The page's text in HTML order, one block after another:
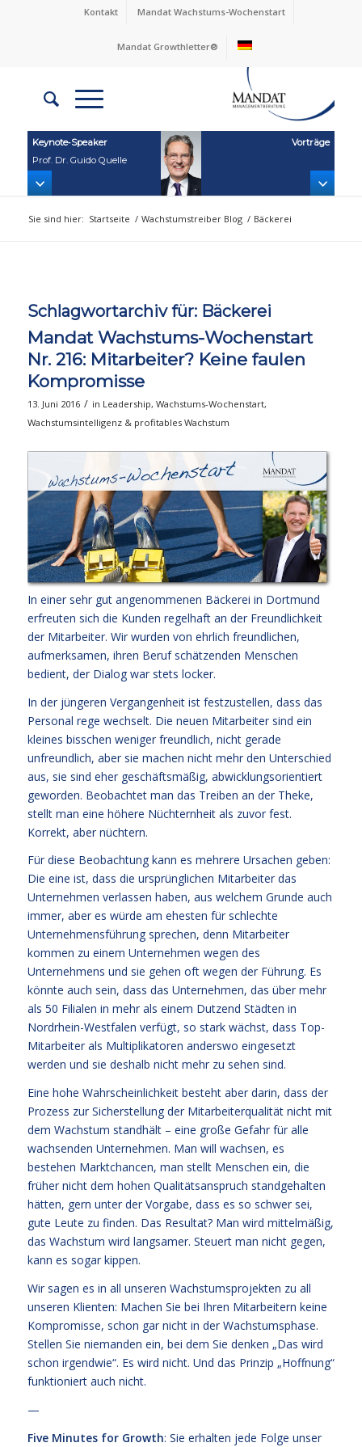
Kontakt Mandat Wachstums-Wochenstart
Mandat Growthletter®
Keynote‑Speaker
Prof. Dr. Guido Quelle
Vorträge
Sie sind hier: Startseite / Wachstumstreiber Blog / Bäckerei
Schlagwortarchiv für: Bäckerei
Mandat Wachstums-Wochenstart
Nr. 216: Mitarbeiter? Keine faulen
Kompromisse
13. Juni 2016 / in Leadership, Wachstums-Wochenstart,
Wachstumsintelligenz & profitables Wachstum
In einer sehr gut angenommenen Bäckerei in Dortmund
erfreuten sich die Kunden regelhaft an der Freundlichkeit
der Mitarbeiter. Wir wurden von ehrlich freundlichen,
aufmerksamen, ihren Beruf schätzenden Menschen
bedient, der Dialog war stets locker.
In der jüngeren Vergangenheit ist festzustellen, dass das
Personal rege wechselt. Die neuen Mitarbeiter sind ein
kleines bisschen weniger freundlich, nicht gerade
unfreundlich, aber sie machen nicht mehr den Unterschied
aus, sie sind eher geschäftsmäßig, abwicklungsorientiert
geworden. Beobachtet man das Treiben an der Theke,
stellt man eine höhere Nüchternheit als zuvor fest.
Korrekt, aber nüchtern.
Für diese Beobachtung kann es mehrere Ursachen geben:
Die eine ist, dass die ursprünglichen Mitarbeiter das
Unternehmen verlassen haben, aus welchem Grunde auch
immer, aber es würde am ehesten für schlechte
Unternehmensführung sprechen, denn Mitarbeiter
kommen zu einem Unternehmen wegen des
Unternehmens und sie gehen oft wegen der Führung. Es
könnte auch sein, dass das Unternehmen, das über mehr
als 50 Filialen in mehr als einem Dutzend Städten in
Nordrhein-Westfalen verfügt, so stark wächst, dass Top-
Mitarbeiter als Multiplikatoren anderswo eingesetzt
werden und sie deshalb nicht mehr zu sehen sind.
Eine hohe Wahrscheinlichkeit besteht aber darin, dass der
Prozess zur Sicherstellung der Mitarbeiterqualität nicht mit
dem Wachstum standhält – eine große Gefahr für alle
wachsenden Unternehmen. Man will wachsen, es
bestehen Marktchancen, man stellt Menschen ein, die
früher nicht dem hohen Qualitätsanspruch standgehalten
hätten, gern unter der Vorgabe, dass es so schwer sei,
gute Leute zu finden. Das Resultat? Man wird mittelmäßig,
das Wachstum wird langsamer. Steuert man nicht gegen,
kann es sogar kippen.
Wir sagen es in all unseren Wachstumsprojekten zu all
unseren Klienten: Machen Sie bei Ihren Mitarbeitern keine
Kompromisse, schon gar nicht in der Wachstumsphase.
Stellen Sie niemanden ein, bei dem Sie denken „Das wird
schon irgendwie“. Es wird nicht. Und das Prinzip „Hoffnung“
funktioniert auch nicht.
—
Five Minutes for Growth: Sie erhalten jede Folge unser